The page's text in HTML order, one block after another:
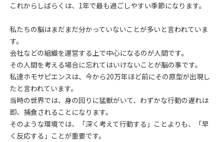
これからしばらくは、1年で最も過ごしやすい季節になります。
私たちの脳はまだまだ分かっていないことが多いと言われていま
す。
会社などの組織を運営する上で中心になるのが人間です。
その人間を考える場合に忘れてはいけないことが脳の事です。
私達ホモサピエンスは、今から20万年ほど前にその原型が出現し
たと言われています。
当時の世界では、身の回りに猛獣がいて、わずかな行動の遅れは
即、捕食されることになります。
そのような環境では、「深く考えて行動する」ことよりも、「早
く反応する」ことが重要です。